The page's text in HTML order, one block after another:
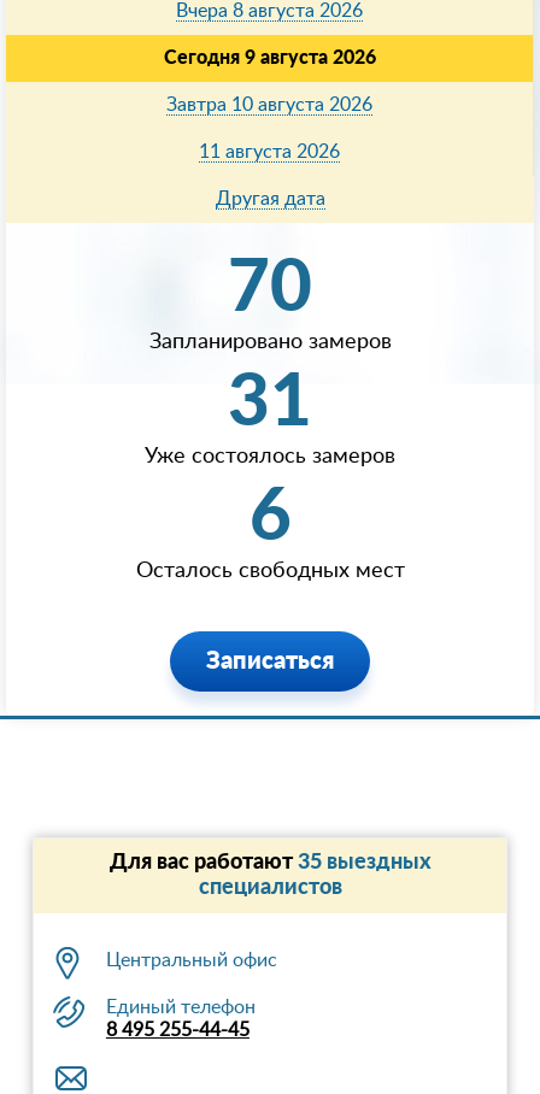
Вчера 8 августа 2026
Сегодня 9 августа 2026
Завтра 10 августа 2026
11 августа 2026
Другая дата
70
Запланировано замеров
31
Уже состоялось замеров
6
Осталось свободных мест
Записаться
Для вас работают35 выездных
специалистов
Центральный офис
Единый телефон
8 495 255-44-45